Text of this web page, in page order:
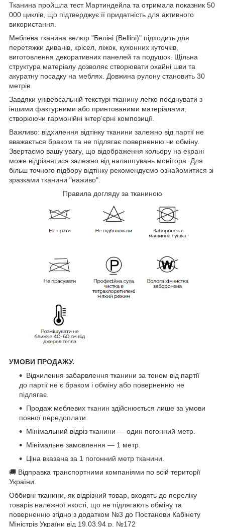
Тканина пройшла тест Мартиндейла та отримала показник 50
000 циклів, що підтверджує її придатність для активного
використання.
Меблева тканина велюр "Беліні (Bellini)" підходить для
перетяжки диванів, крісел, ліжок, кухонних куточків,
виготовлення декоративних панелей та подушок. Щільна
структура матеріалу дозволяє створювати охайні шви та
акуратну посадку на меблях. Довжина рулону становить 30
метрів.
Завдяки універсальній текстурі тканину легко поєднувати з
іншими фактурними або принтованими матеріалами,
створюючи гармонійні інтер’єрні композиції.
Важливо: відхилення відтінку тканини залежно від партії не
вважається браком та не підлягає поверненню чи обміну.
Звертаємо вашу увагу, що відображення кольору на екрані
може відрізнятися залежно від налаштувань монітора. Для
більш точного підбору відтінку рекомендуємо ознайомитися зі
зразками тканини "наживо".
Правила догляду за тканиною
УМОВИ ПРОДАЖУ.
Відхилення забарвлення тканини за тоном від партії
до партії не є браком і обміну або поверненню не
підлягає.
Продаж меблевих тканин здійснюється лише за умови
повної передоплати.
Мінімальний відріз тканини — один погонний метр.
Мінімальне замовлення — 1 метр.
Ціна вказана за 1 погонний метр тканини.
🚚 Відправка транспортними компаніями по всій території
України.
Оббивні тканини, як відрізний товар, входять до переліку
товарів належної якості, що не підлягають обміну та
поверненню згідно з додатком №3 до Постанови Кабінету
Міністрів України від 19.03.94 р. №172